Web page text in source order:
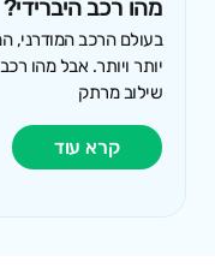
מהו רכב היברידי?
בעולם הרכב המודרני,
יותר ויותר. אבל מהו
שילוב מרתק
קרא עוד